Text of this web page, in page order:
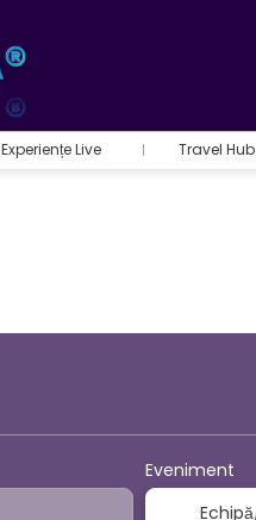
Experiențe Live Travel Hub
Eveniment